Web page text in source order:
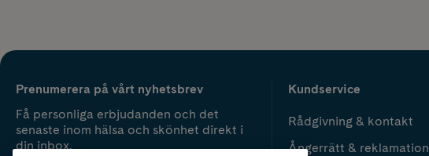
Prenumerera på vårt nyhetsbrev
Få personliga erbjudanden och det
senaste inom hälsa och skönhet direkt i
din inbox.
Kundservice
Rådgivning & kontakt
Ångerrätt & reklamation